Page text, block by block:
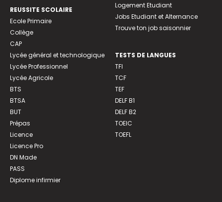
REUSSITE SCOLAIRE
Ecole Primaire
Collège
CAP
Lycée général et technologique
Lycée Professionnel
Lycée Agricole
BTS
BTSA
BUT
Prépas
Licence
Licence Pro
DN Made
PASS
Diplome infirmier
Logement Etudiant
Jobs Etudiant et Alternance
Trouve ton job saisonnier
TESTS DE LANGUES
TFI
TCF
TEF
DELF B1
DELF B2
TOEIC
TOEFL